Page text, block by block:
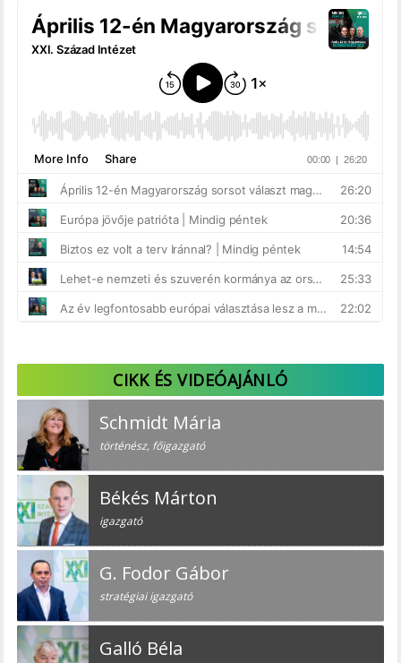
CIKK ÉS VIDEÓAJÁNLÓ
Schmidt Mária
történész, főigazgató
Békés Márton
igazgató
G. Fodor Gábor
stratégiai igazgató
Galló Béla